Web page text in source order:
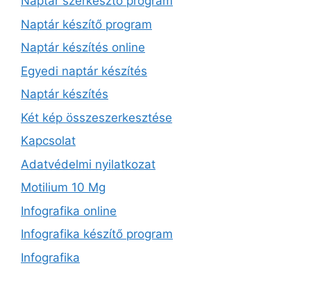
Naptár készítő program
Naptár készítés online
Egyedi naptár készítés
Naptár készítés
Két kép összeszerkesztése
Kapcsolat
Adatvédelmi nyilatkozat
Motilium 10 Mg
Infografika online
Infografika készítő program
Infografika